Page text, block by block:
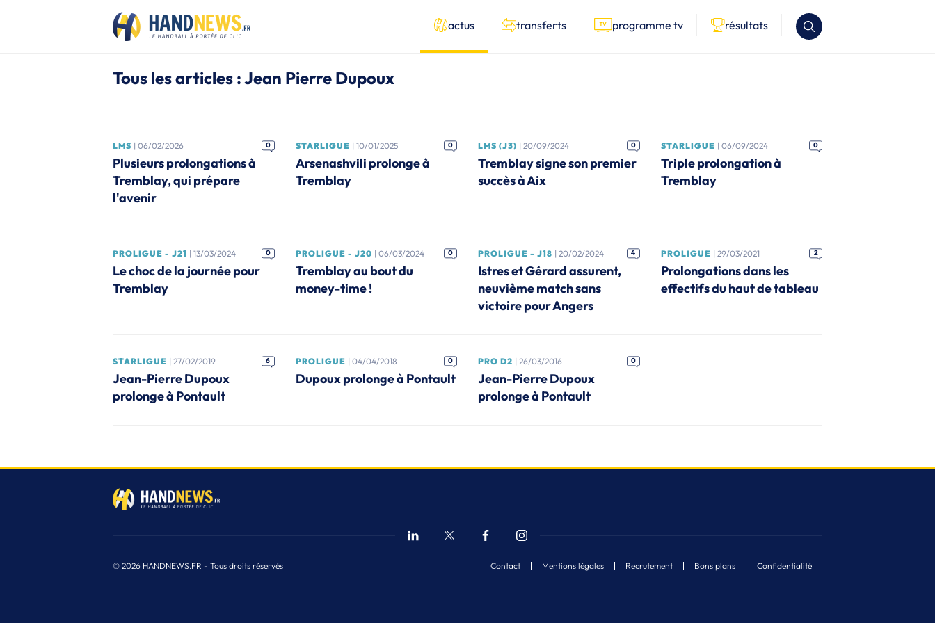
actus transferts programme tv résultats
Tous les articles : Jean Pierre Dupoux
LMS | 06/02/2026 0
Plusieurs prolongations à
Tremblay, qui prépare
l'avenir
STARLIGUE | 10/01/2025 0
Arsenashvili prolonge à
Tremblay
LMS (J3) | 20/09/2024 0
Tremblay signe son premier
succès à Aix
STARLIGUE | 06/09/2024 0
Triple prolongation à
Tremblay
PROLIGUE - J21 | 13/03/2024 0
Le choc de la journée pour
Tremblay
PROLIGUE - J20 | 06/03/2024 0
Tremblay au bout du
money-time !
PROLIGUE - J18 | 20/02/2024 4
Istres et Gérard assurent,
neuvième match sans
victoire pour Angers
PROLIGUE | 29/03/2021 2
Prolongations dans les
effectifs du haut de tableau
STARLIGUE | 27/02/2019 6
Jean-Pierre Dupoux
prolonge à Pontault
PROLIGUE | 04/04/2018 0
Dupoux prolonge à Pontault
PRO D2 | 26/03/2016 0
Jean-Pierre Dupoux
prolonge à Pontault
© 2026 HANDNEWS.FR - Tous droits réservés Contact Mentions légales Recrutement Bons plans Confidentialité